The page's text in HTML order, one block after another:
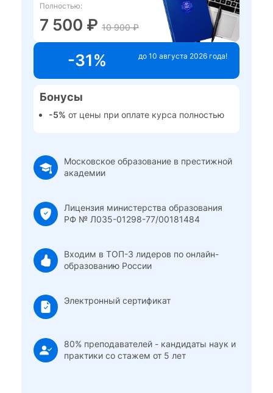
Полностью:
7 500 ₽ 10 900 ₽
-31% до 10 августа 2026 года!
Бонусы
-5% от цены при оплате курса полностью
Московское образование в престижной
академии
Лицензия министерства образования
РФ № Л035-01298-77/00181484
Входим в ТОП-3 лидеров по онлайн-
образованию России
Электронный сертификат
80% преподавателей - кандидаты наук и
практики со стажем от 5 лет